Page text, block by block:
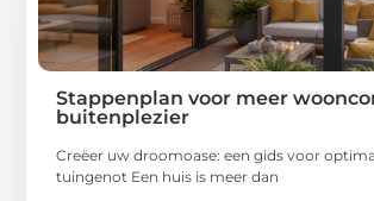
Stappenplan voor meer
buitenplezier
Creëer uw droomoase: een gids voor
tuingenot Een huis is meer dan